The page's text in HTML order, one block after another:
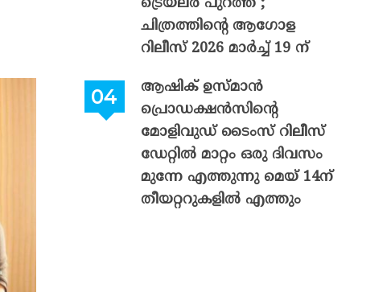
ട്രെയ്‌ലർ പുറത്ത് ;
ചിത്രത്തിന്റെ ആഗോള
റിലീസ് 2026 മാർച്ച് 19 ന്
ആഷിക് ഉസ്മാൻ
പ്രൊഡക്ഷൻസിന്റെ
മോളിവുഡ് ടൈംസ് റിലീസ്
ഡേറ്റിൽ മാറ്റം ഒരു ദിവസം
മുന്നേ എത്തുന്നു മെയ് 14ന്
തീയറ്ററുകളിൽ എത്തും